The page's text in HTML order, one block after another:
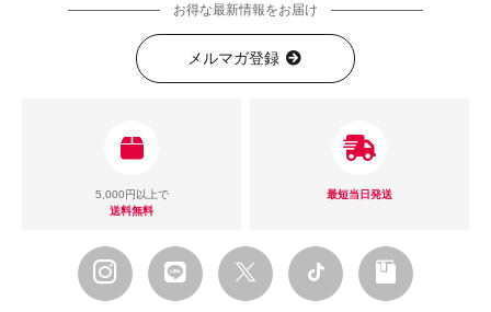
お得な最新情報をお届け
メルマガ登録
5,000円以上で
送料無料
最短当日発送